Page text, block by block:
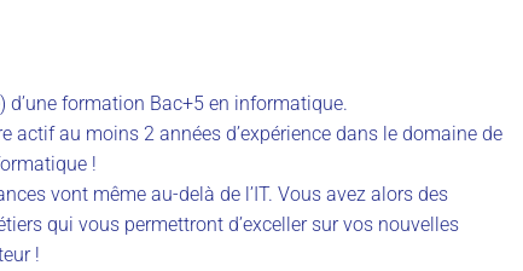
d’une formation Bac+5 en informatique.
actif au moins 2 années d’expérience dans le domaine de
!
vont même au-delà de l’IT. Vous avez alors des
qui vous permettront d’exceller sur vos nouvelles
!